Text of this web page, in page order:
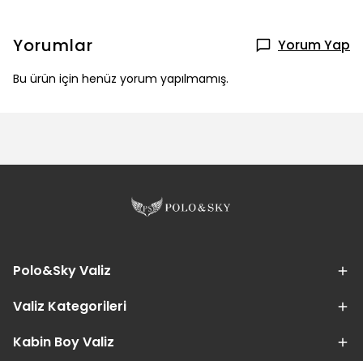
Yorumlar Yorum Yap
Bu ürün için henüz yorum yapılmamış.
Polo&Sky Valiz
Valiz Kategorileri
Kabin Boy Valiz